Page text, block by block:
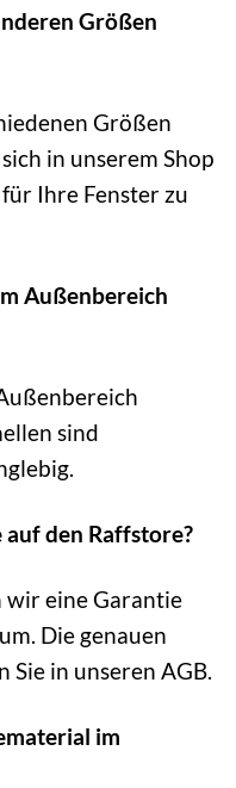
Größen
Größen
in unserem Shop
Ihre Fenster zu
Außenbereich
sind
den Raffstore?
wir eine Garantie
Die genauen
in unseren AGB.
im